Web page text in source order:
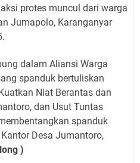
protes muncul dari warga
Jumapolo, Karanganyar
dalam Aliansi Warga
spanduk bertuliskan
Niat Berantas dan
dan Usut Tuntas
spanduk
Desa Jumantoro,
)